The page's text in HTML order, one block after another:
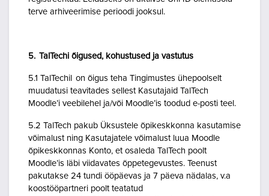
terve arhiveerimise perioodi jooksul.
5. TalTechi õigused, kohustused ja vastutus
5.1 TalTechil on õigus teha Tingimustes ühepoolselt
muudatusi teavitades sellest Kasutajaid TalTech
Moodle’i veebilehel ja/või Moodle’is toodud e-posti teel.
5.2 TalTech pakub Üksustele õpikeskkonna kasutamise
võimalust ning Kasutajatele võimalust luua Moodle
õpikeskkonnas Konto, et osaleda TalTech poolt
Moodle’is läbi viidavates õppetegevustes. Teenust
pakutakse 24 tundi ööpäevas ja 7 päeva nädalas, v.a
koostööpartneri poolt teatatud